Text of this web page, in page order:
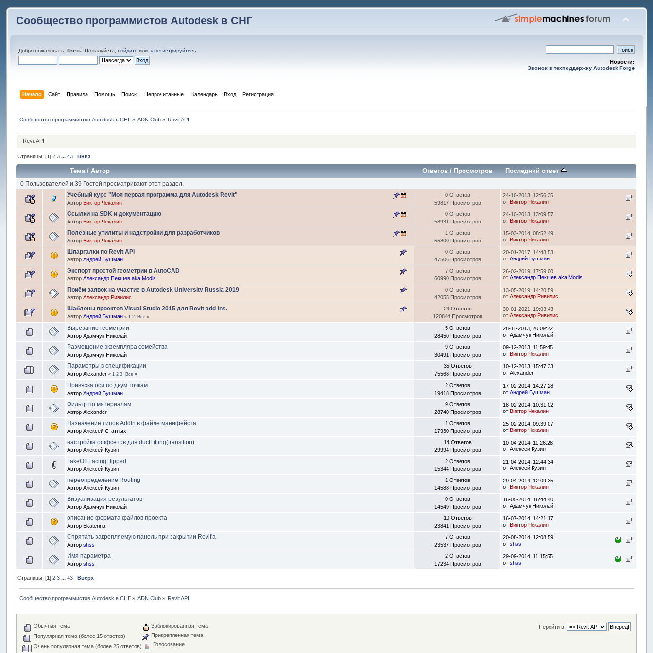
Сообщество программистов Autodesk в СНГ
Добро пожаловать,Гость . Пожалуйста,войдите илизарегистрируйтесь
Новости:
Звонок в техподдержку Autodesk Forge
Начало Сайт Правила Помощь Поиск Непрочитанные Календарь Вход Регистрация
Сообщество программистов Autodesk в СНГ» ADN Club » Revit API
Revit API
Страницы: [1] 2 3 ... 43 Вниз
Тема/ Автор Ответов/ Просмотров Последний ответ
0 Пользователей и 39 Гостей просматривают этот раздел.
Учебный курс "Моя первая программа для Autodesk Revit"
Автор Виктор Чекалин
0 Ответов
59817 Просмотров
24-10-2013, 12:56:35
от Виктор Чекалин
Ссылки на SDK и документацию
Автор Виктор Чекалин
0 Ответов
58931 Просмотров
24-10-2013, 13:09:57
от Виктор Чекалин
Полезные утилиты и надстройки для разработчиков
Автор Виктор Чекалин
1 Ответов
55800 Просмотров
15-03-2014, 08:52:49
от Виктор Чекалин
Шпаргалки по Revit API
АвторАндрей Бушман
0 Ответов
47506 Просмотров
20-01-2017, 14:48:53
отАндрей Бушман
Экспорт простой геометрии в AutoCAD
АвторАлександр Пекшев aka Modis
7 Ответов
60990 Просмотров
26-02-2019, 17:59:00
отАлександр Пекшев aka Modis
Приём заявок на участие в Autodesk University Russia 2019
АвторАлександр Ривилис
0 Ответов
42055 Просмотров
13-05-2019, 14:20:59
отАлександр Ривилис
Шаблоны проектов Visual Studio 2015 для Revit add-ins.
АвторАндрей Бушман « 1 2 Все »
24 Ответов
120844 Просмотров
30-01-2021, 19:03:43
отАлександр Ривилис
Вырезание геометрии
АвторАдамчук Николай
5 Ответов
28450 Просмотров
28-11-2013, 20:09:22
отАдамчук Николай
Размещение экземпляра семейства
АвторАдамчук Николай
9 Ответов
30491 Просмотров
09-12-2013, 11:59:45
отВиктор Чекалин
Параметры в спецификации
АвторAlexander « 1 2 3 Все »
35 Ответов
75568 Просмотров
10-12-2013, 15:47:33
отAlexander
Привязка оси по двум точкам
АвторАндрей Бушман
2 Ответов
19418 Просмотров
17-02-2014, 14:27:28
отАндрей Бушман
Фильтр по материалам
АвторAlexander
9 Ответов
28740 Просмотров
18-02-2014, 10:31:02
отВиктор Чекалин
Назначение типов AddIn в файле манифейста
АвторАлексей Статных
1 Ответов
17930 Просмотров
25-02-2014, 09:39:07
отВиктор Чекалин
настройка оффсетов для ductFitting(transition)
АвторАлексей Кузин
14 Ответов
29994 Просмотров
10-04-2014, 11:26:28
отАлексей Кузин
TakeOff FacingFlipped
АвторАлексей Кузин
2 Ответов
15344 Просмотров
21-04-2014, 12:44:34
отАлексей Кузин
переопределение Routing
АвторАлексей Кузин
1 Ответов
14588 Просмотров
29-04-2014, 12:09:35
отВиктор Чекалин
Визуализация результатов
АвторАдамчук Николай
0 Ответов
14549 Просмотров
16-05-2014, 16:44:40
отАдамчук Николай
описание формата файлов проекта
АвторEkaterina
10 Ответов
23841 Просмотров
16-07-2014, 14:21:17
отВиктор Чекалин
Спрятать закрепляемую панель при закрытии Revit'a
Авторshss
7 Ответов
23537 Просмотров
20-08-2014, 12:08:59
отshss
Имя параметра
Авторshss
2 Ответов
17234 Просмотров
29-09-2014, 11:15:55
отshss
Страницы: [1] 2 3 ... 43 Вверх
Сообщество программистов Autodesk в СНГ» ADN Club » Revit API
Перейти в:
Обычная тема
Популярная тема (более 15 ответов)
Очень популярная тема (более 25 ответов)
Заблокированная тема
Прикрепленная тема
Голосование